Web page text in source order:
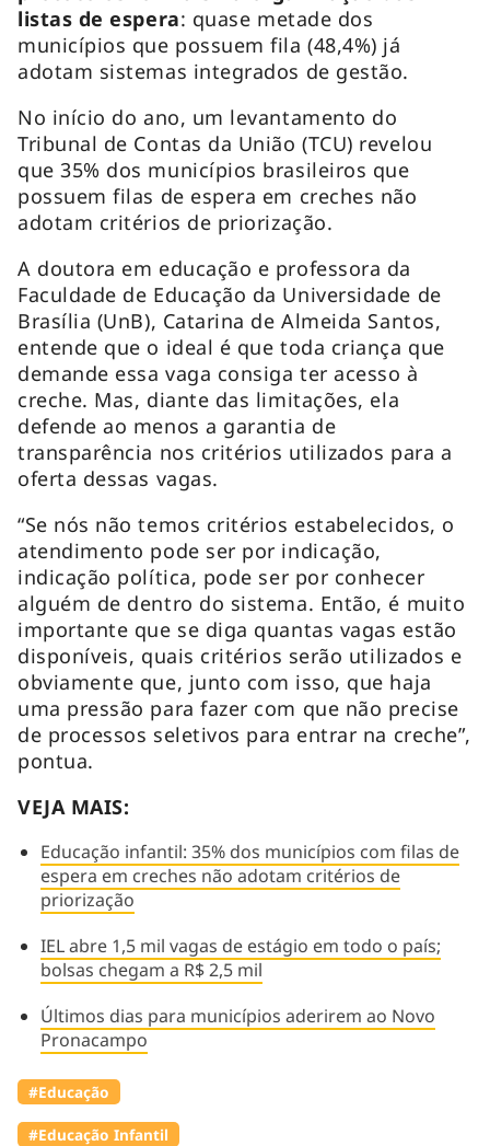
listas de espera: quase metade dos
municípios que possuem fila (48,4%) já
adotam sistemas integrados de gestão.
No início do ano, um levantamento do
Tribunal de Contas da União (TCU) revelou
que 35% dos municípios brasileiros que
possuem filas de espera em creches não
adotam critérios de priorização.
A doutora em educação e professora da
Faculdade de Educação da Universidade de
Brasília (UnB), Catarina de Almeida Santos,
entende que o ideal é que toda criança que
demande essa vaga consiga ter acesso à
creche. Mas, diante das limitações, ela
defende ao menos a garantia de
transparência nos critérios utilizados para a
oferta dessas vagas.
“Se nós não temos critérios estabelecidos, o
atendimento pode ser por indicação,
indicação política, pode ser por conhecer
alguém de dentro do sistema. Então, é muito
importante que se diga quantas vagas estão
disponíveis, quais critérios serão utilizados e
obviamente que, junto com isso, que haja
uma pressão para fazer com que não precise
de processos seletivos para entrar na creche”,
pontua.
VEJA MAIS:
Educação infantil: 35% dos municípios com filas de
espera em creches não adotam critérios de
priorização
IEL abre 1,5 mil vagas de estágio em todo o país;
bolsas chegam a R$ 2,5 mil
Últimos dias para municípios aderirem ao Novo
Pronacampo
#Educação
#Educação Infantil